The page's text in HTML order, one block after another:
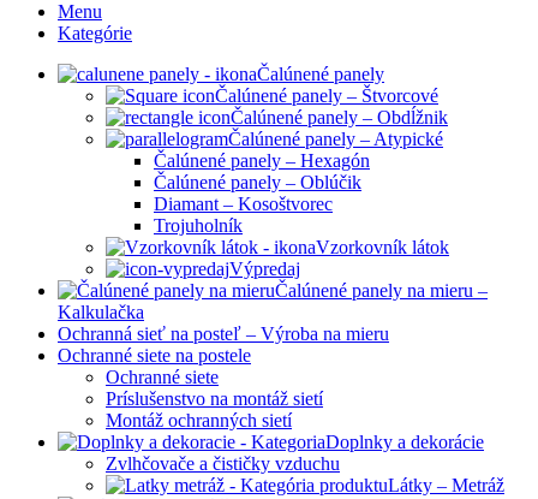
Menu
Kategórie
Čalúnené panely
Čalúnené panely – Štvorcové
Čalúnené panely – Obdĺžnik
Čalúnené panely – Atypické
Čalúnené panely – Hexagón
Čalúnené panely – Oblúčik
Diamant – Kosoštvorec
Trojuholník
Vzorkovník látok
Výpredaj
Čalúnené panely na mieru –
Kalkulačka
Ochranná sieť na posteľ – Výroba na mieru
Ochranné siete na postele
Ochranné siete
Príslušenstvo na montáž sietí
Montáž ochranných sietí
Doplnky a dekorácie
Zvlhčovače a čističky vzduchu
Látky – Metráž